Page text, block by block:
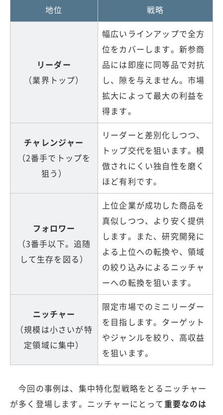
地位
戦略
リーダー
（業界トップ）
幅広いラインアップで全方
位をカバーします。新参商
品には即座に同等品で対抗
し、隙を与えません。市場
拡大によって最大の利益を
得ます。
チャレンジャー
（2番手でトップを
狙う）
リーダーと差別化しつつ、
トップ交代を狙います。模
倣されにくい独自性を磨く
ほど有利です。
フォロワー
（3番手以下。追随
して生存を図る）
上位企業が成功した商品を
真似しつつ、より安く提供
します。また、研究開発に
よる上位への転換や、領域
の絞り込みによるニッチャ
ーへの転換を狙います。
ニッチャー
（規模は小さいが特
定領域に集中）
限定市場でのミニリーダー
を目指します。ターゲット
やジャンルを絞り、高収益
を狙います。
今回の事例は、集中特化型戦略をとるニッチャー
が多く登場します。ニッチャーにとって重要なのは